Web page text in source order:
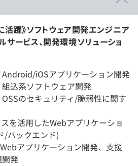
活躍》ソフトウェア開発エンジニア
ルサービス、開発環境ソリューショ
iOSアプリケーション開発
込系ソフトウェア開発
のセキュリティ/脆弱性に関す
を活用したWebアプリケーショ
/バックエンド)
アプリケーション開発、支援
開発